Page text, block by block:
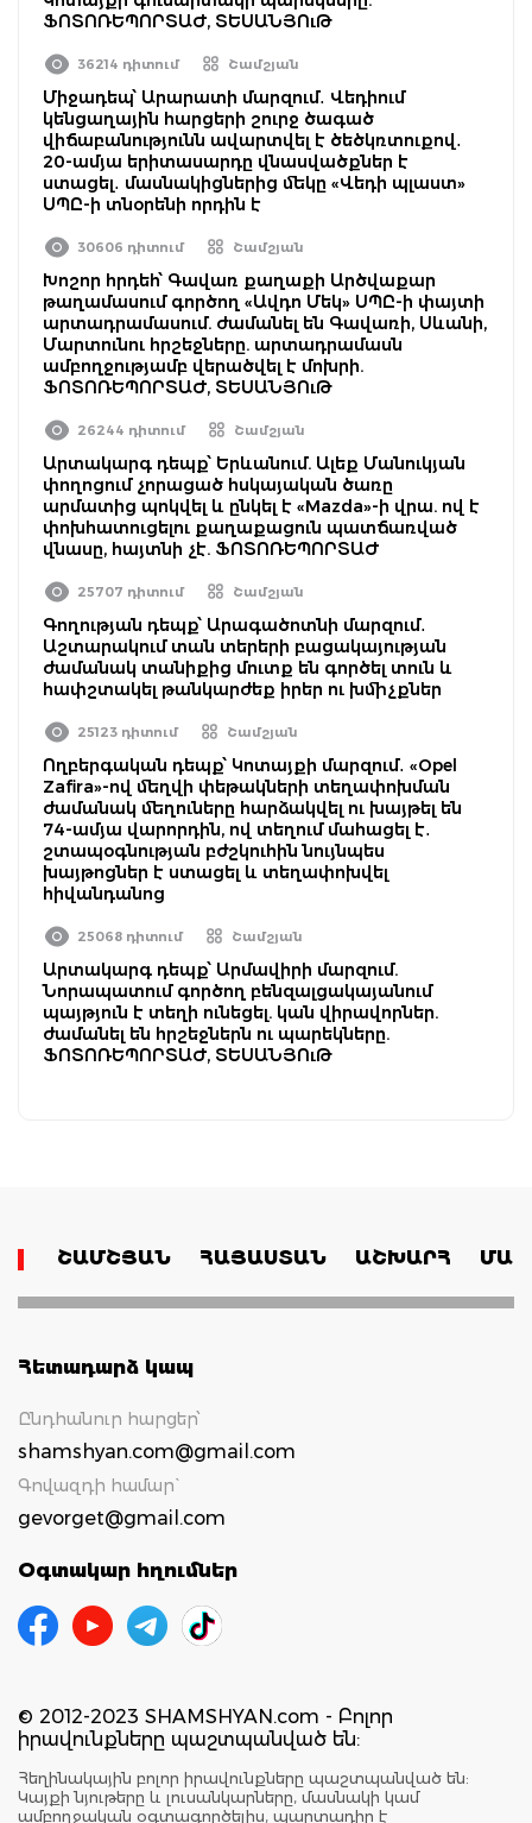
ՖՈՏՈՌԵՊՈՐՏԱԺ, ՏԵՍԱՆՅՈւԹ
36214 դիտում Շամշյան
Միջադեպ՝ Արարատի մարզում․ Վեդիում
կենցաղային հարցերի շուրջ ծագած
վիճաբանությունն ավարտվել է ծեծկռտուքով․
20-ամյա երիտասարդը վնասվածքներ է
ստացել․ մասնակիցներից մեկը «Վեդի պլաստ»
ՍՊԸ-ի տնօրենի որդին է
30606 դիտում Շամշյան
Խոշոր հրդեհ՝ Գավառ քաղաքի Արծվաքար
թաղամասում գործող «Ավդո Մեկ» ՍՊԸ-ի փայտի
արտադրամասում. ժամանել են Գավառի, Սևանի,
Մարտունու հրշեջները. արտադրամասն
ամբողջությամբ վերածվել է մոխրի.
ՖՈՏՈՌԵՊՈՐՏԱԺ, ՏԵՍԱՆՅՈւԹ
26244 դիտում Շամշյան
Արտակարգ դեպք՝ Երևանում. Ալեք Մանուկյան
փողոցում չորացած հսկայական ծառը
արմատից պոկվել և ընկել է «Mazda»-ի վրա. ով է
փոխհատուցելու քաղաքացուն պատճառված
վնասը, հայտնի չէ. ՖՈՏՈՌԵՊՈՐՏԱԺ
25707 դիտում Շամշյան
Գողության դեպք՝ Արագածոտնի մարզում․
Աշտարակում տան տերերի բացակայության
ժամանակ տանիքից մուտք են գործել տուն և
հափշտակել թանկարժեք իրեր ու խմիչքներ
25123 դիտում Շամշյան
Ողբերգական դեպք՝ Կոտայքի մարզում․ «Opel
Zafira»-ով մեղվի փեթակների տեղափոխման
ժամանակ մեղուները հարձակվել ու խայթել են
74-ամյա վարորդին, ով տեղում մահացել է․
շտապօգնության բժշկուհին նույնպես
խայթոցներ է ստացել և տեղափոխվել
հիվանդանոց
25068 դիտում Շամշյան
Արտակարգ դեպք՝ Արմավիրի մարզում.
Նորապատում գործող բենզալցակայանում
պայթյուն է տեղի ունեցել. կան վիրավորներ.
ժամանել են հրշեջներն ու պարեկները.
ՖՈՏՈՌԵՊՈՐՏԱԺ, ՏԵՍԱՆՅՈւԹ
ՇԱՄՇՅԱՆ ՀԱՅԱՍՏԱՆ ԱՇԽԱՐՀ
Հետադարձ կապ
Ընդհանուր հարցեր՝
shamshyan.com@gmail.com
Գովազդի համար`
gevorget@gmail.com
Օգտակար հղումներ
© 2012-2023 SHAMSHYAN.com - Բոլոր
իրավունքները պաշտպանված են:
Հեղինակային բոլոր իրավունքները պաշտպանված են:
Կայքի նյութերը և լուսանկարները, մասնակի կամ
ամբողջական օգտագործելիս, պարտադիր է